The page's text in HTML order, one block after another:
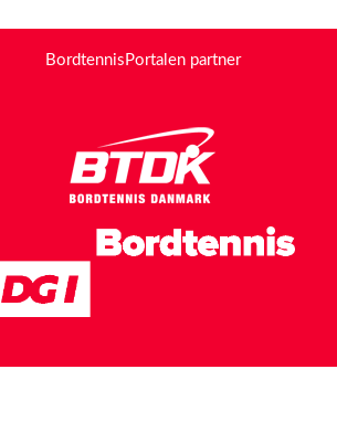
BordtennisPortalen partner